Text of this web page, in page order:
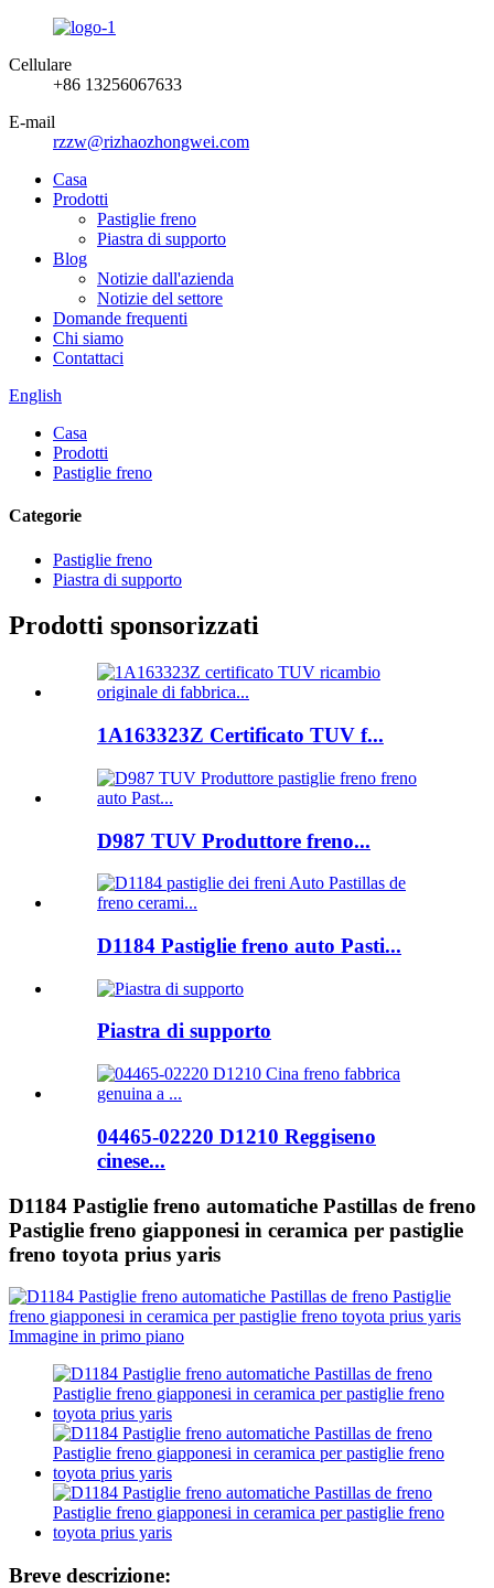
Cellulare
+86 13256067633
E-mail
rzzw@rizhaozhongwei.com
Casa
Prodotti
Pastiglie freno
Piastra di supporto
Blog
Notizie dall'azienda
Notizie del settore
Domande frequenti
Chi siamo
Contattaci
English
Casa
Prodotti
Pastiglie freno
Categorie
Pastiglie freno
Piastra di supporto
Prodotti sponsorizzati
1A163323Z Certificato TUV f...
D987 TUV Produttore freno...
D1184 Pastiglie freno auto Pasti...
Piastra di supporto
04465-02220 D1210 Reggiseno
cinese...
D1184 Pastiglie freno automatiche Pastillas de freno
Pastiglie freno giapponesi in ceramica per pastiglie
freno toyota prius yaris
Breve descrizione: